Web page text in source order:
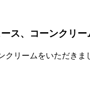
ス、コーンクリー
リームをいただきま